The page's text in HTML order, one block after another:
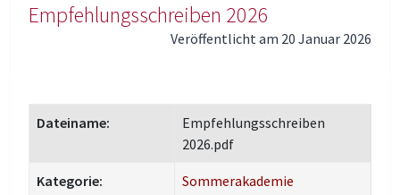
Empfehlungsschreiben 2026
Veröffentlicht am 20 Januar 2026
Dateiname:
Empfehlungsschreiben
2026.pdf
Kategorie: Sommerakademie